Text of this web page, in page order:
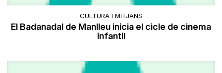
CULTURA I MITJANS
El Badanadal de Manlleu inicia el cicle de cinema
infantil